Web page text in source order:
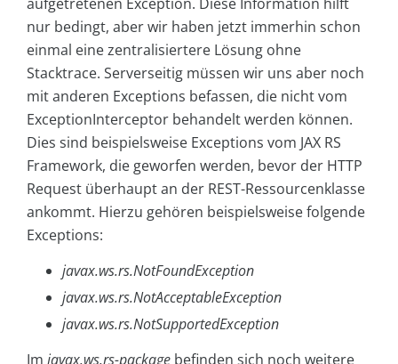
nur bedingt, aber wir haben jetzt immerhin schon
einmal eine zentralisiertere Lösung ohne
Stacktrace. Serverseitig müssen wir uns aber noch
mit anderen Exceptions befassen, die nicht vom
ExceptionInterceptor behandelt werden können.
Dies sind beispielsweise Exceptions vom JAX RS
Framework, die geworfen werden, bevor der HTTP
Request überhaupt an der REST-Ressourcenklasse
ankommt. Hierzu gehören beispielsweise folgende
Exceptions:
javax.ws.rs.NotFoundException
javax.ws.rs.NotAcceptableException
javax.ws.rs.NotSupportedException
Im javax.ws.rs-package befinden sich noch weitere